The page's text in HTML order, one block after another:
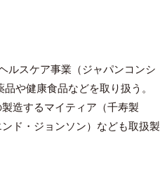
ルスケア事業（ジャパンコンシ
や健康食品などを取り扱う。
造するマイティア（千寿製
ド・ジョンソン）なども取扱製